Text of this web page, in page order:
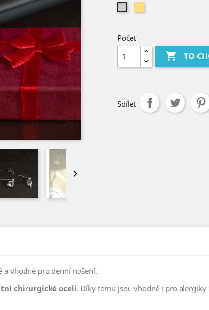

Počet
 TO
Sdílet
a vhodné pro denní nošení.
chirurgické oceli. Díky tomu jsou vhodné i pro alergiky